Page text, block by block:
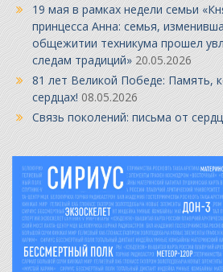
19 мая в рамках недели семьи
принцесса Анна: семья,
общежитии техникума прошел
следам традиций» 20.05.2026
81 лет Великой Победе: Память,
сердцах! 08.05.2026
Связь поколений: письма от